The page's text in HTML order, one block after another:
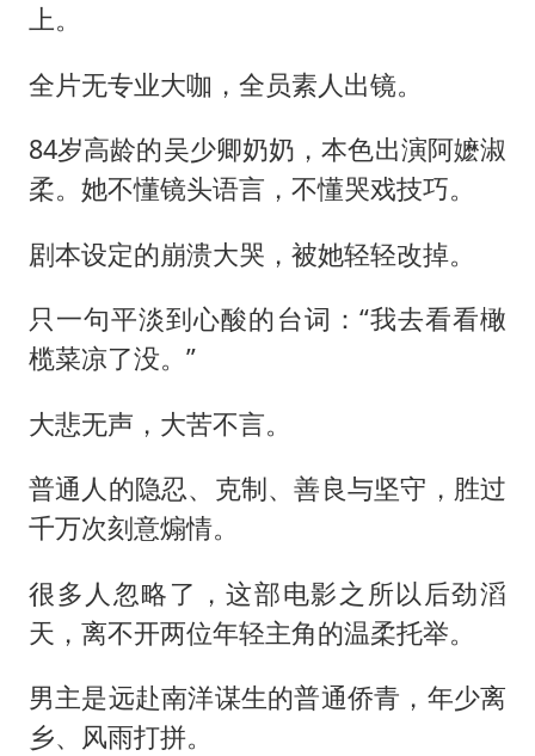
上。
全片无专业大咖，全员素人出镜。
84岁高龄的吴少卿奶奶，本色出演阿嬷淑
柔。她不懂镜头语言，不懂哭戏技巧。
剧本设定的崩溃大哭，被她轻轻改掉。
只一句平淡到心酸的台词：“我去看看橄
榄菜凉了没。”
大悲无声，大苦不言。
普通人的隐忍、克制、善良与坚守，胜过
千万次刻意煽情。
很多人忽略了，这部电影之所以后劲滔
天，离不开两位年轻主角的温柔托举。
男主是远赴南洋谋生的普通侨青，年少离
乡、风雨打拼。